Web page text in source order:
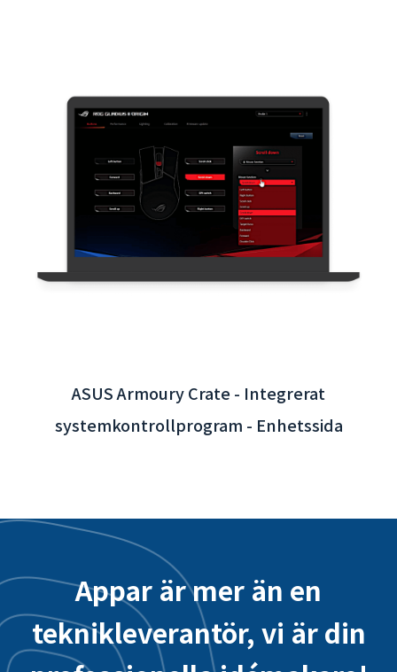
Interaktiv App för Taoyuan International
Airport - Backend-systemintegration
Appar är mer än en
teknikleverantör, vi är din